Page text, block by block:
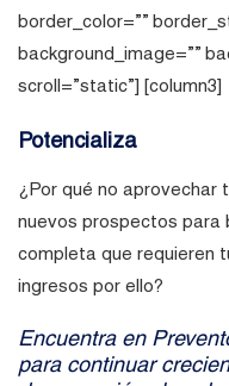
border_color=””
background_image=””
scroll=”static”] [column3]
Potencializa
¿Por qué no
nuevos prospectos para
completa que requieren
ingresos por ello?
Encuentra en
para continuar